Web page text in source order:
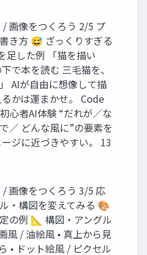
/ 画像をつくろう 2/5 プ
き⽅ 😅 ざっくりすぎる
⾜した例 「猫を描い
で本を読む 三⽑猫を、
AIが⾃由に想像して描
かは運まかせ。 Code
⼼者AI体験 “だれが／な
／ どんな⾵に”の要素を
ジに近づきやすい。 13
/ 画像をつくろう 3/5 応
・構図を変えてみる 🎨
の例 📐 構図・アングル
⾵ / 油絵⾵ • 真上から⾒
• ドット絵⾵ / ピクセル